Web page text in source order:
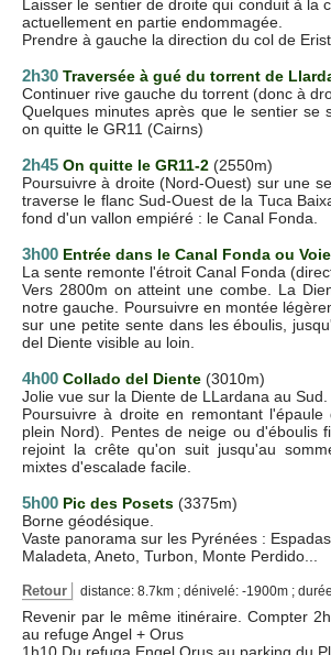
Laisser le sentier de droite qui conduit à la
actuellement en partie endommagée.
Prendre à gauche la direction du col de
2h30 Traversée à gué du torrent de
Continuer rive gauche du torrent (donc à
Quelques minutes après que le sentier se
on quitte le GR11 (Cairns)
2h45 On quitte le GR11-2 (2550m)
Poursuivre à droite (Nord-Ouest) sur une
traverse le flanc Sud-Ouest de la Tuca
fond d'un vallon empiéré : le Canal Fonda.
3h00 Entrée dans le Canal Fonda ou
La sente remonte l'étroit Canal Fonda
Vers 2800m on atteint une combe. La
notre gauche. Poursuivre en montée
sur une petite sente dans les éboulis,
del Diente visible au loin.
4h00 Collado del Diente (3010m)
Jolie vue sur la Diente de LLardana au Sud.
Poursuivre à droite en remontant l'épaule
plein Nord). Pentes de neige ou d'éboulis
rejoint la crête qu'on suit jusqu'au
mixtes d'escalade facile.
5h00 Pic des Posets (3375m)
Borne géodésique.
Vaste panorama sur les Pyrénées :
Maladeta, Aneto, Turbon, Monte Perdido...
Retour distance: 8.7km ; dénivelé: -1900m ;
Revenir par le même itinéraire. Compter
au refuge Angel + Orus
1h10 Du refuga Engel Orus au parking du